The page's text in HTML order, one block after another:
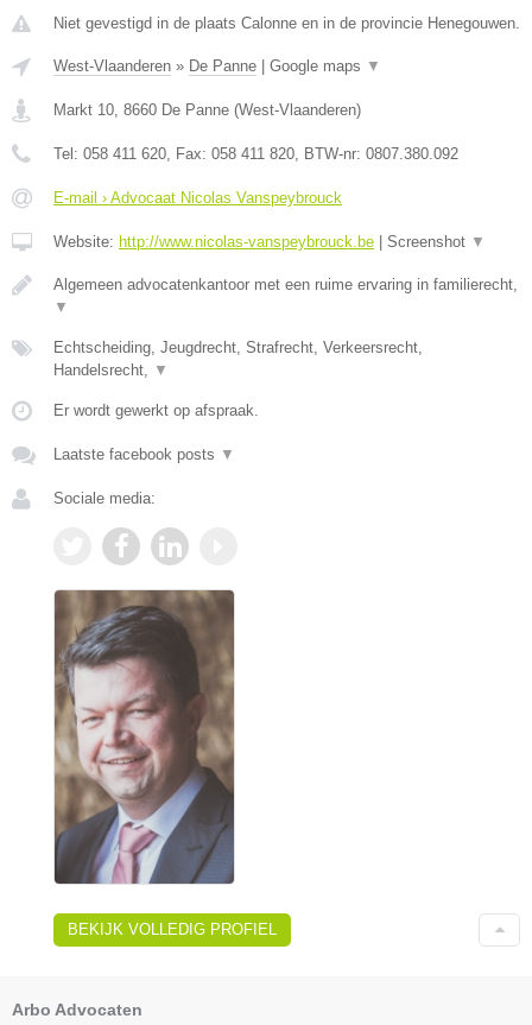
Niet gevestigd in de plaats Calonne en in de provincie Henegouwen.
West-Vlaanderen » De Panne Google maps ▼
Markt 10 8660 De Panne (West-Vlaanderen)
Tel: 058 411 620 , Fax: 058 411 820 , BTW-nr: 0807.380.092
E-mail › Advocaat Nicolas Vanspeybrouck
Website: http://www.nicolas-vanspeybrouck.be Screenshot ▼
Algemeen advocatenkantoor met een ruime ervaring in familierecht,
▼
Echtscheiding, Jeugdrecht, Strafrecht, Verkeersrecht,
Handelsrecht,
▼
Er wordt gewerkt op afspraak.
Laatste facebook posts ▼
Sociale media:
BEKIJK VOLLEDIG PROFIEL
Arbo Advocaten